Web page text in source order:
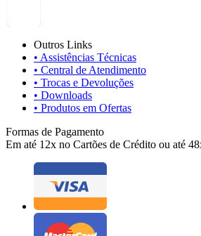
Outros Links
• Assistências Técnicas
• Central de Atendimento
• Trocas e Devoluções
• Downloads
• Produtos em Ofertas
Formas de Pagamento
Em até 12x no Cartões de Crédito ou até